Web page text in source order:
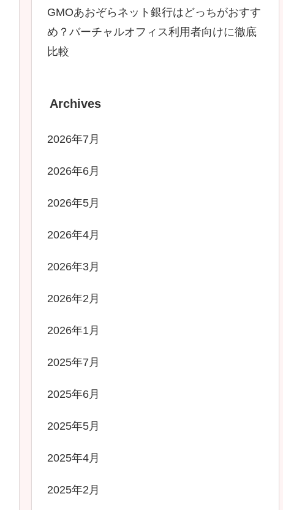
GMOあおぞらネット銀行はどっちがおすす
め？バーチャルオフィス利用者向けに徹底
比較
Archives
2026年7月
2026年6月
2026年5月
2026年4月
2026年3月
2026年2月
2026年1月
2025年7月
2025年6月
2025年5月
2025年4月
2025年2月